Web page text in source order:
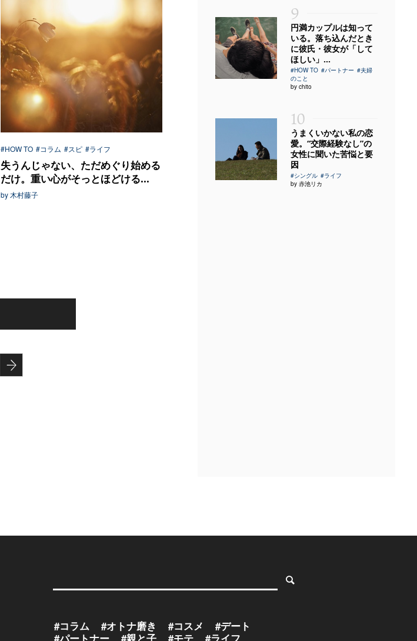
#HOW TO #コラム #スピ #ライフ
失うんじゃない、ただめぐり始める
だけ。重い心がそっとほどける...
by 木村藤子
→
9
円満カップルは知って
いる。落ち込んだとき
に彼氏・彼女が「して
ほしい」...
#HOW TO #パートナー #夫婦
のこと
by chito
10
うまくいかない私の恋
愛。“交際経験なし”の
女性に聞いた苦悩と要
因
#シングル #ライフ
by 赤池リカ
#コラム #オトナ磨き #コスメ
#デート
#パートナー
#親と子 #モテ #ライフ